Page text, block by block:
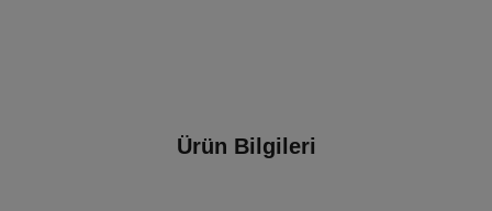
Ürün Bilgileri